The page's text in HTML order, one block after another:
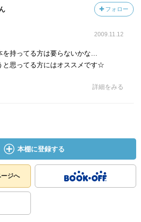
フォロー
2009.11.12
を持ってる方は要らないかな…
と思ってる方にはオススメです☆
詳細をみる
本棚に登録する
ジへ